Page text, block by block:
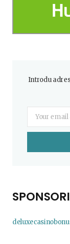
Introdu
SPONSORI